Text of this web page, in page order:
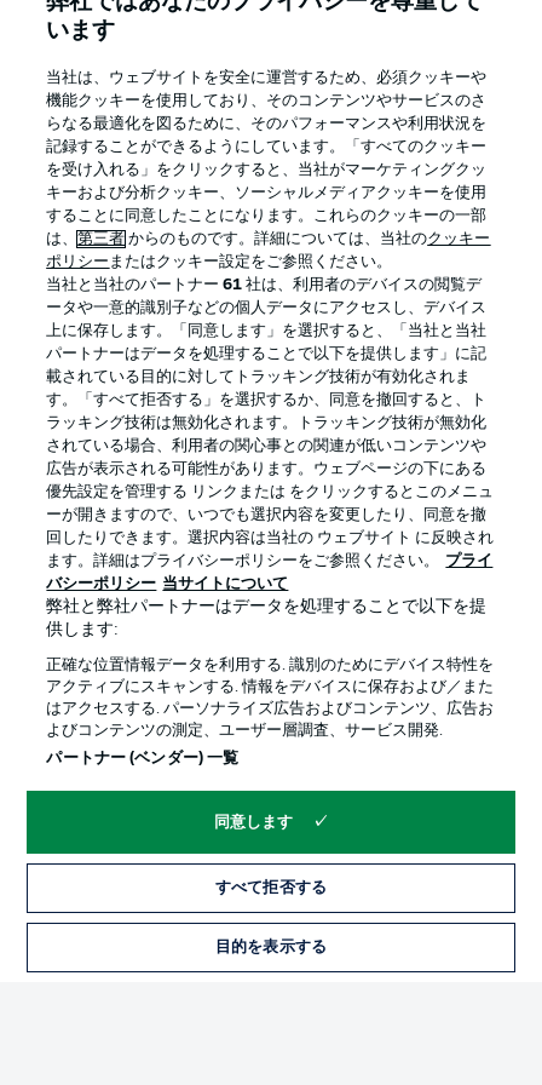
Football as it's meant to be
BUNDESLIGA APP
Official Partners
プライバシー・ポリシー
利用条件 放送局
求人 選手
当サイトについて
© 2026 Bundesliga-Gruppe GmbH
います
当社は、ウェブサイトを安全に運営するため、必須クッキーや
機能クッキーを使用しており、そのコンテンツやサービスのさ
らなる最適化を図るために、そのパフォーマンスや利用状況を
記録することができるようにしています。「すべてのクッキー
を受け入れる」をクリックすると、当社がマーケティングクッ
キーおよび分析クッキー、ソーシャルメディアクッキーを使用
することに同意したことになります。これらのクッキーの一部
は、第三者 からのものです。詳細については、当社のクッキー
ポリシー またはクッキー設定をご参照ください。
当社と当社のパートナー61 社は、利用者のデバイスの閲覧デ
ータや一意的識別子などの個人データにアクセスし、デバイス
上に保存します。「同意します」を選択すると、「当社と当社
パートナーはデータを処理することで以下を提供します」に記
載されている目的に対してトラッキング技術が有効化されま
す。「すべて拒否する」を選択するか、同意を撤回すると、ト
ラッキング技術は無効化されます。トラッキング技術が無効化
されている場合、利用者の関心事との関連が低いコンテンツや
広告が表示される可能性があります。ウェブページの下にある
優先設定を管理する リンクまたは をクリックするとこのメニュ
ーが開きますので、いつでも選択内容を変更したり、同意を撤
回したりできます。選択内容は当社の ウェブサイト に反映され
ます。詳細はプライバシーポリシーをご参照ください。
プライ
バシーポリシー 当サイトについて
弊社と弊社パートナーはデータを処理することで以下を提
供します:
正確な位置情報データを利用する. 識別のためにデバイス特性を
アクティブにスキャンする. 情報をデバイスに保存および／また
はアクセスする. パーソナライズ広告およびコンテンツ、広告お
よびコンテンツの測定、ユーザー層調査、サービス開発.
パートナー (ベンダー) 一覧
同意します
すべて拒否する
目的を表示する